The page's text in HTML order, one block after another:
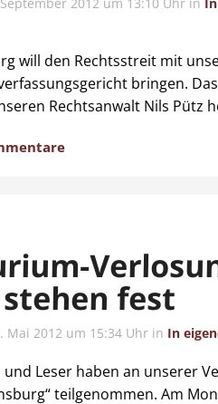
will den Rechtsstreit mit
bringen.
Rechtsanwalt Nils Pütz
fest
Mai 2012 um 15:34 Uhr in In
und Leser haben an unserer
teilgenommen. Am